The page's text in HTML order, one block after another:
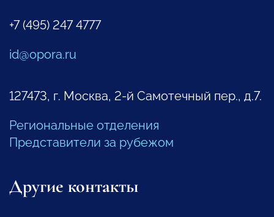
+7 (495) 247 4777
id@opora.ru
127473, г. Москва, 2-й Самотечный пер., д.7.
Региональные отделения
Представители за рубежом
Другие контакты